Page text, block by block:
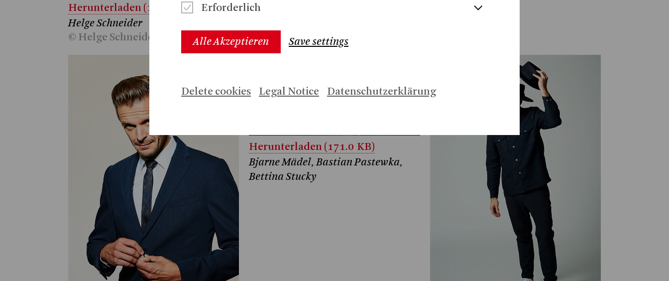
Herunterladen (107.1 KB)
Helge Schneider
© Helge Schneider
Herunterladen (42.6 KB)
© Ursus und Nadeschkin
Herunterladen (171.0 KB)
Bjarne Mädel, Bastian Pastewka,
Bettina Stucky
Erforderlich
Alle Akzeptieren Save settings
Delete cookies Legal Notice Datenschutzerklärung